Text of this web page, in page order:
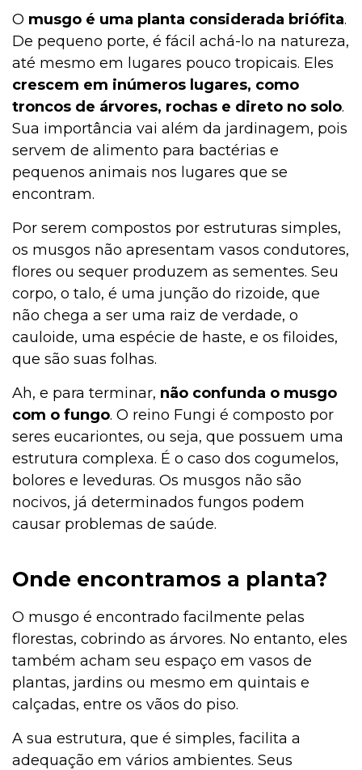
O musgo é uma planta considerada briófita.
De pequeno porte, é fácil achá-lo na natureza,
até mesmo em lugares pouco tropicais. Eles
crescem em inúmeros lugares, como
troncos de árvores, rochas e direto no solo.
Sua importância vai além da jardinagem, pois
servem de alimento para bactérias e
pequenos animais nos lugares que se
encontram.
Por serem compostos por estruturas simples,
os musgos não apresentam vasos condutores,
flores ou sequer produzem as sementes. Seu
corpo, o talo, é uma junção do rizoide, que
não chega a ser uma raiz de verdade, o
cauloide, uma espécie de haste, e os filoides,
que são suas folhas.
Ah, e para terminar, não confunda o musgo
com o fungo. O reino Fungi é composto por
seres eucariontes, ou seja, que possuem uma
estrutura complexa. É o caso dos cogumelos,
bolores e leveduras. Os musgos não são
nocivos, já determinados fungos podem
causar problemas de saúde.
Onde encontramos a planta?
O musgo é encontrado facilmente pelas
florestas, cobrindo as árvores. No entanto, eles
também acham seu espaço em vasos de
plantas, jardins ou mesmo em quintais e
calçadas, entre os vãos do piso.
A sua estrutura, que é simples, facilita a
adequação em vários ambientes. Seus